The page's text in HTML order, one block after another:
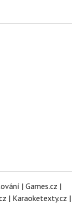
| Games.cz |
| Karaoketexty.cz |